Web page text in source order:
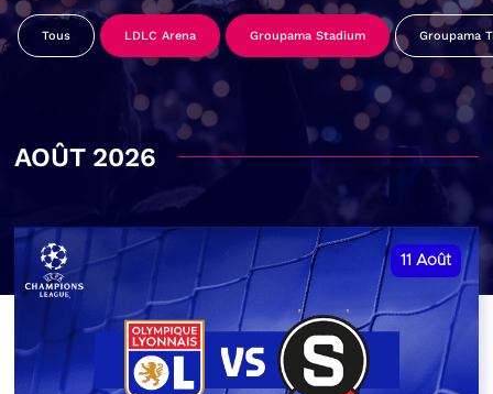
Tous LDLC Arena Groupama Stadium Groupama
AOÛT 2026
11 Août